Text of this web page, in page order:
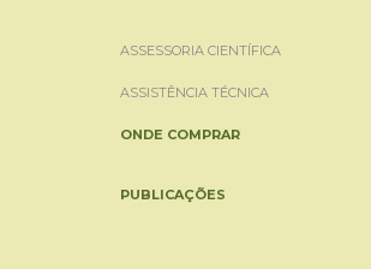
ASSESSORIA CIENTÍFICA
ASSISTÊNCIA TÉCNICA
ONDE COMPRAR
PUBLICAÇÕES